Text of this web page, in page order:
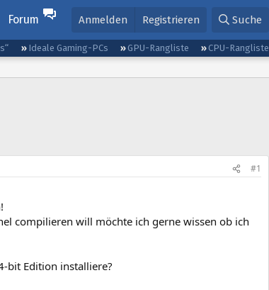
Forum Anmelden Registrieren Suche
Ideale Gaming-PCs GPU-Rangliste
CPU-Rangliste
#1
compilieren will möchte ich gerne wissen ob ich
bit Edition installiere?